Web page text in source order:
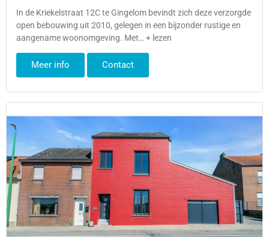
In de Kriekelstraat 12C te Gingelom bevindt zich deze verzorgde
open bebouwing uit 2010, gelegen in een bijzonder rustige en
aangename woonomgeving. Met… + lezen
Meer info Contact